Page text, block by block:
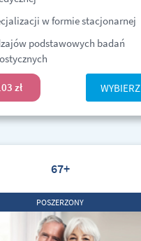
w formie stacjonarnej
podstawowych badań
zł WYBIERZ
67+
POSZERZONY